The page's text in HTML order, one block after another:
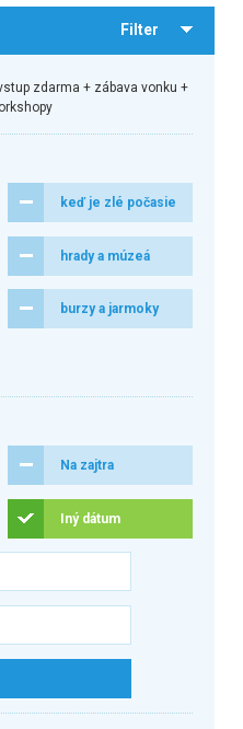
Filter
zdarma + zábava vonku +
keď je zlé počasie
hrady a múzeá
burzy a jarmoky
Na zajtra
Iný dátum